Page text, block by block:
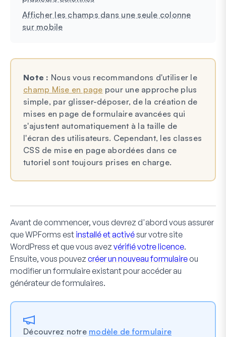
Afficher les champs dans une seule colonne
sur mobile
Note : Nous vous recommandons d'utiliser le
champ Mise en page pour une approche plus
simple, par glisser-déposer, de la création de
mises en page de formulaire avancées qui
s'ajustent automatiquement à la taille de
l'écran des utilisateurs. Cependant, les classes
CSS de mise en page abordées dans ce
tutoriel sont toujours prises en charge.
Avant de commencer, vous devrez d'abord vous assurer
que WPForms est installé et activésur votre site
WordPress et que vous avez vérifié votre licence.
Ensuite, vous pouvez créer un nouveau formulaireou
modifier un formulaire existant pour accéder au
générateur de formulaires.
Découvrez notre modèle de formulaire